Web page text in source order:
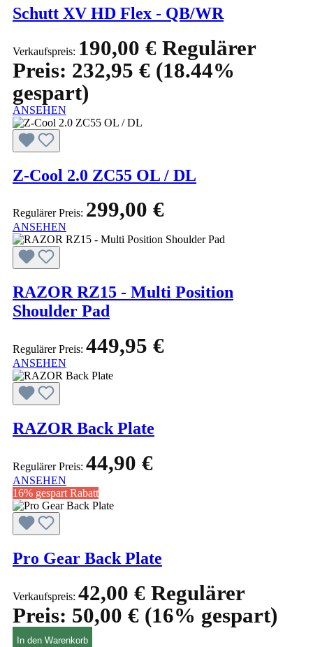
Schutt XV HD Flex - QB/WR
Verkaufspreis: 190,00 € Regulärer
Preis: 232,95 € (18.44%
gespart)
ANSEHEN
Z-Cool 2.0 ZC55 OL / DL
Regulärer Preis: 299,00 €
ANSEHEN
RAZOR RZ15 - Multi Position
Shoulder Pad
Regulärer Preis: 449,95 €
ANSEHEN
RAZOR Back Plate
Regulärer Preis: 44,90 €
ANSEHEN
16% gespart Rabatt
Pro Gear Back Plate
Verkaufspreis: 42,00 € Regulärer
Preis: 50,00 € (16% gespart)
In den Warenkorb